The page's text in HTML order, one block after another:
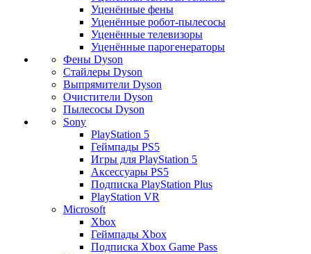
Уценённые фены
Уценённые робот-пылесосы
Уценённые телевизоры
Уценённые парогенераторы
Фены Dyson
Стайлеры Dyson
Выпрямители Dyson
Очистители Dyson
Пылесосы Dyson
Sony
PlayStation 5
Геймпады PS5
Игры для PlayStation 5
Аксессуары PS5
Подписка PlayStation Plus
PlayStation VR
Microsoft
Xbox
Геймпады Xbox
Подписка Xbox Game Pass